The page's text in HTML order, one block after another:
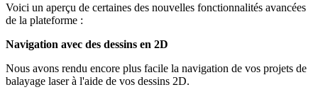
Voici un aperçu de certaines des nouvelles fonctionnalités avancées
de la plateforme :
Navigation avec des dessins en 2D
Nous avons rendu encore plus facile la navigation de vos projets de
balayage laser à l'aide de vos dessins 2D.